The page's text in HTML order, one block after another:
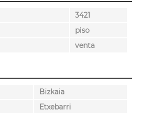
3421
piso
venta
Bizkaia
Etxebarri